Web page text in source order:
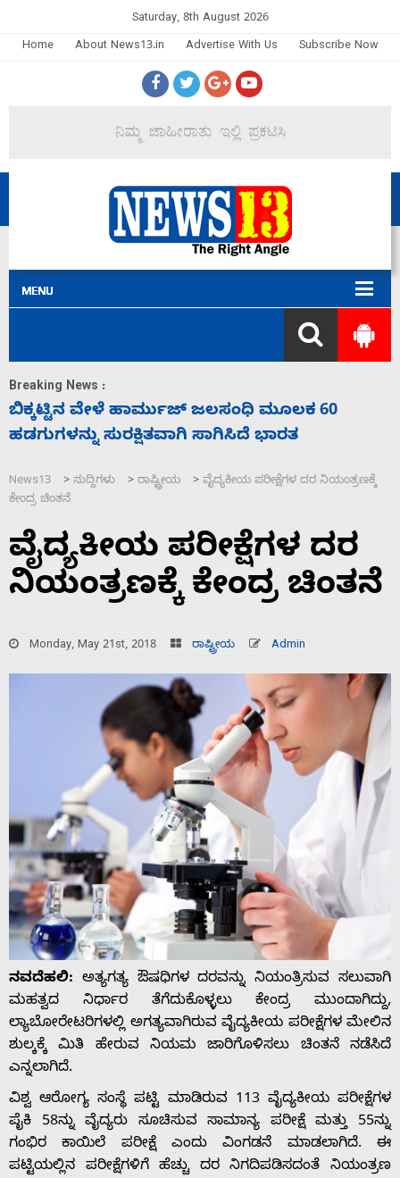
Saturday, 8th August 2026
Home
About News13.in Advertise With Us Subscribe Now
Breaking News :
ನಾಗೇಂದ್ರ ರಾಜೀನಾಮೆ ಕೊಡದಿದ್ದರೆ ಸದನ ನಡೆಸಲು
ಬಿಡೆವು: ಛಲವಾದಿ ನಾರಾಯಣಸ್ವಾಮಿ
News13 > ಸುದ್ದಿಗಳು > ರಾಷ್ಟ್ರೀಯ > ವೈದ್ಯಕೀಯ ಪರೀಕ್ಷೆಗಳ ದರ ನಿಯಂತ್ರಣಕ್ಕೆ
ಕೇಂದ್ರ ಚಿಂತನೆ
ವೈದ್ಯಕೀಯ ಪರೀಕ್ಷೆಗಳ ದರ
ನಿಯಂತ್ರಣಕ್ಕೆ ಕೇಂದ್ರ ಚಿಂತನೆ
Monday, May 21st, 2018 ರಾಷ್ಟ್ರೀಯ Admin
ನವದೆಹಲಿ: ಅತ್ಯಗತ್ಯ ಔಷಧಿಗಳ ದರವನ್ನು ನಿಯಂತ್ರಿಸುವ ಸಲುವಾಗಿ
ಮಹತ್ವದ ನಿರ್ಧಾರ ತೆಗೆದುಕೊಳ್ಳಲು ಕೇಂದ್ರ ಮುಂದಾಗಿದ್ದು,
ಲ್ಯಾಬೋರೇಟರಿಗಳಲ್ಲಿ ಅಗತ್ಯವಾಗಿರುವ ವೈದ್ಯಕೀಯ ಪರೀಕ್ಷೆಗಳ ಮೇಲಿನ
ಶುಲ್ಕಕ್ಕೆ ಮಿತಿ ಹೇರುವ ನಿಯಮ ಜಾರಿಗೊಳಿಸಲು ಚಿಂತನೆ ನಡೆಸಿದೆ
ಎನ್ನಲಾಗಿದೆ.
ವಿಶ್ವ ಆರೋಗ್ಯ ಸಂಸ್ಥೆ ಪಟ್ಟಿ ಮಾಡಿರುವ 113 ವೈದ್ಯಕೀಯ ಪರೀಕ್ಷೆಗಳ
ಪೈಕಿ 58ನ್ನು ವೈದ್ಯರು ಸೂಚಿಸುವ ಸಾಮಾನ್ಯ ಪರೀಕ್ಷೆ ಮತ್ತು 55ನ್ನು
ಗಂಭಿರ ಕಾಯಿಲೆ ಪರೀಕ್ಷೆ ಎಂದು ವಿಂಗಡನೆ ಮಾಡಲಾಗಿದೆ. ಈ
ಪಟ್ಟಿಯಲ್ಲಿನ ಪರೀಕ್ಷೆಗಳಿಗೆ ಹೆಚ್ಚು ದರ ನಿಗದಿಪಡಿಸದಂತೆ ನಿಯಂತ್ರಣ